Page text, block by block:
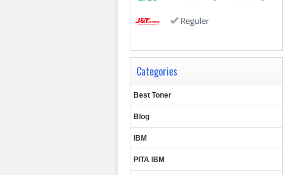
Categories
Best Toner
Blog
IBM
PITA IBM